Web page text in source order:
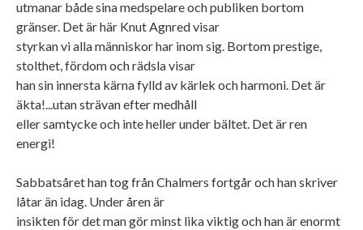
utmanar både sina medspelare och publiken bortom
gränser. Det är här Knut Agnred visar
styrkan vi alla människor har inom sig. Bortom prestige,
stolthet, fördom och rädsla visar
han sin innersta kärna fylld av kärlek och harmoni. Det är
äkta!...utan strävan efter medhåll
eller samtycke och inte heller under bältet. Det är ren
energi!
Sabbatsåret han tog från Chalmers fortgår och han skriver
låtar än idag. Under åren är
insikten för det man gör minst lika viktig och han är enormt